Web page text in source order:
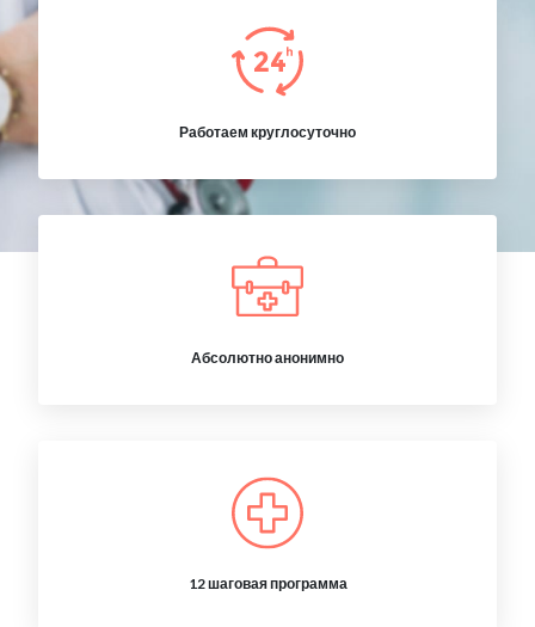
Работаем круглосуточно
Абсолютно анонимно
12 шаговая программа